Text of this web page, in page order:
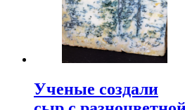
Ученые создали